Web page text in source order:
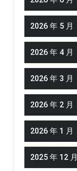
2026 年 5 月
2026 年 4 月
2026 年 3 月
2026 年 2 月
2026 年 1 月
2025 年 12 月